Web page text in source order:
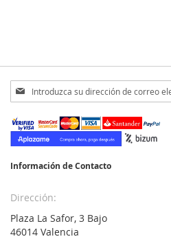
Inscríbase
a
nuestro
boletín
de
Información de Contacto
Dirección:
Plaza La Safor, 3 Bajo
46014 Valencia